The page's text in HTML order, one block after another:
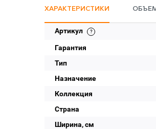
ХАРАКТЕРИСТИКИ
Артикул
Гарантия
Тип
Назначение
Коллекция
Страна
Ширина, см